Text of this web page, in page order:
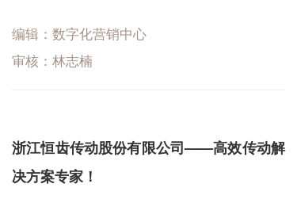
编辑：数字化营销中心
审核：林志楠
浙江恒齿传动股份有限公司——高效传动解
决方案专家！